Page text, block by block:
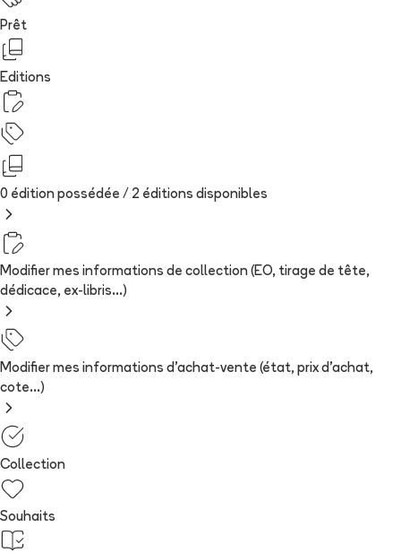
Prêt
Editions
0 édition possédée / 2 éditions disponibles
Modifier mes informations de collection (EO, tirage de tête,
dédicace, ex-libris...)
Modifier mes informations d'achat-vente (état, prix d'achat,
cote...)
Collection
Souhaits